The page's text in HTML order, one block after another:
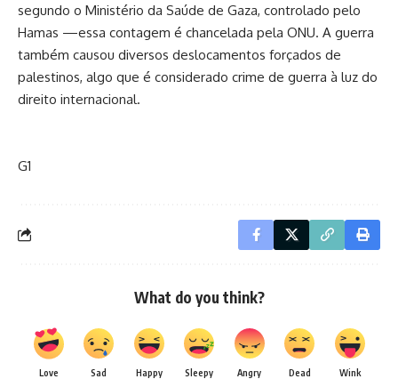
segundo o Ministério da Saúde de Gaza, controlado pelo
Hamas —essa contagem é chancelada pela ONU. A guerra
também causou diversos deslocamentos forçados de
palestinos, algo que é considerado crime de guerra à luz do
direito internacional.
G1
What do you think?
Love Sad Happy Sleepy Angry Dead Wink